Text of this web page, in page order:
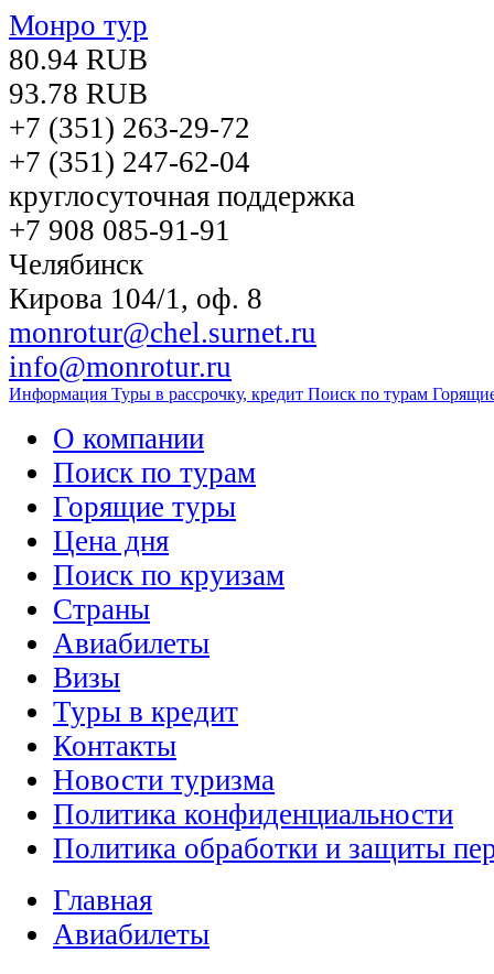
Монро тур
80.94 RUB
93.78 RUB
+7 (351) 263-29-72
+7 (351) 247-62-04
круглосуточная поддержка
+7 908 085-91-91
Челябинск
Кирова 104/1, оф. 8
monrotur@chel.surnet.ru
info@monrotur.ru
Информация Туры в рассрочку, кредит Поиск по турам
О компании
Поиск по турам
Горящие туры
Цена дня
Поиск по круизам
Страны
Авиабилеты
Визы
Туры в кредит
Контакты
Новости туризма
Политика конфиденциальности
Политика обработки и защиты
Главная
Авиабилеты